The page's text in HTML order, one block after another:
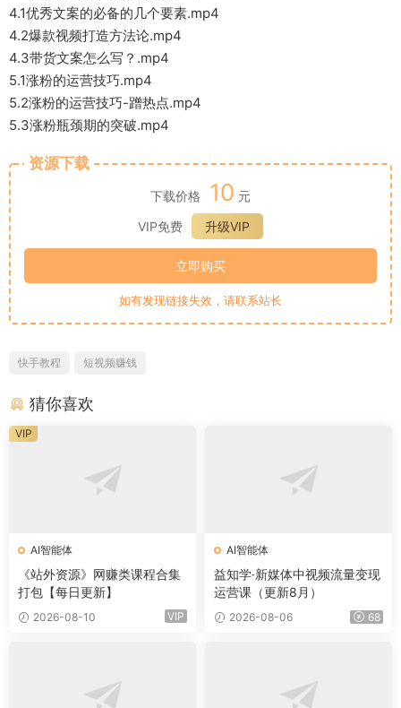
4.1优秀文案的必备的几个要素.mp4
4.2爆款视频打造方法论.mp4
4.3带货文案怎么写？.mp4
5.1涨粉的运营技巧.mp4
5.2涨粉的运营技巧-蹭热点.mp4
5.3涨粉瓶颈期的突破.mp4
资源下载
下载价格 10 元
VIP免费
升级VIP
立即购买
如有发现链接失效，请联系站长
快手教程 短视频赚钱
猜你喜欢
AI智能体
《站外资源》网赚类课程合集
打包【每日更新】
2026-08-10 VIP
VIP
AI智能体
益知学·新媒体中视频流量变现
运营课（更新8月）
2026-08-06 68